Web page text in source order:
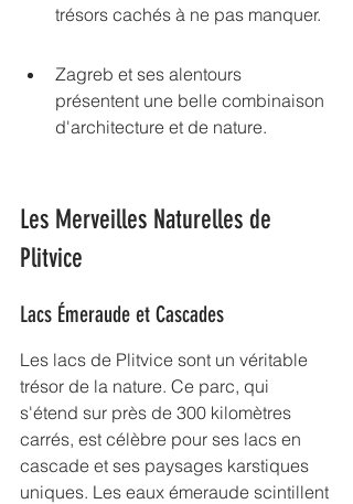
trésors cachés à ne pas manquer.
Zagreb et ses alentours
présentent une belle combinaison
d'architecture et de nature.
Les Merveilles Naturelles de
Plitvice
Lacs Émeraude et Cascades
Les lacs de Plitvice sont un véritable
trésor de la nature. Ce parc, qui
s'étend sur près de 300 kilomètres
carrés, est célèbre pour ses lacs en
cascade et ses paysages karstiques
uniques. Les eaux émeraude scintillent